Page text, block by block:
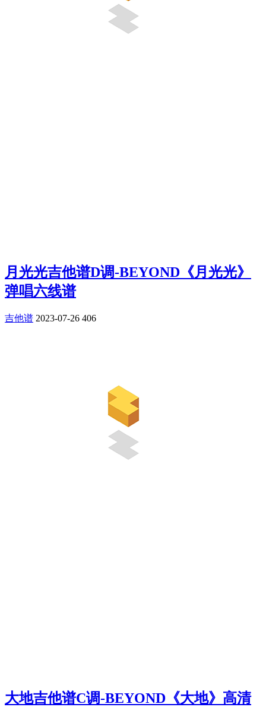
月光光吉他谱D调-BEYOND《月光光》
弹唱六线谱
吉他谱 2023-07-26 406
大地吉他谱C调-BEYOND《大地》高清